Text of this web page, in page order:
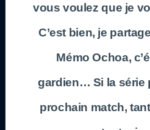
vous voulez que je
C’est bien, je
Mémo Ochoa,
gardien… Si la série
prochain match,